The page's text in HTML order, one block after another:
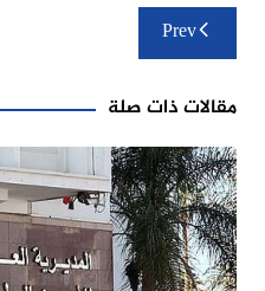
تصفّح
المقالات
Prev
مقالات ذات صلة